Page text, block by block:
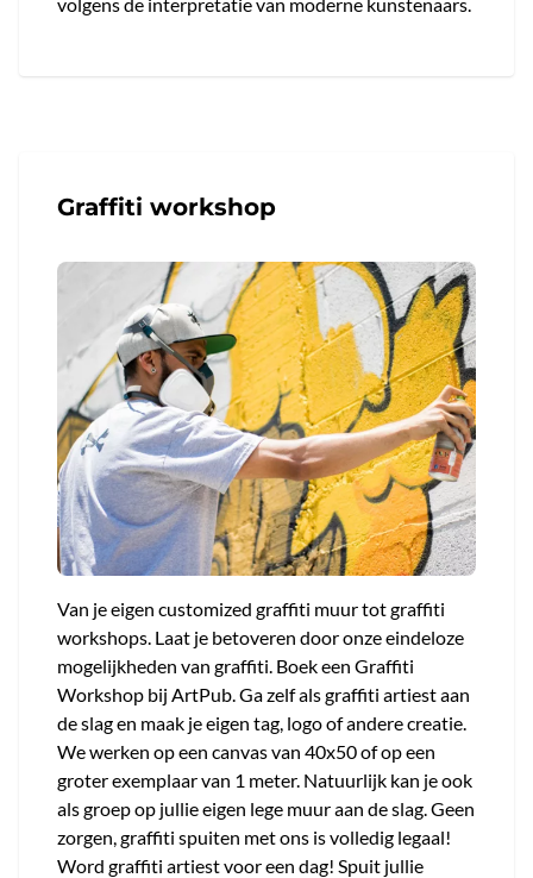
Graffiti workshop
Van je eigen customized graffiti muur tot graffiti
workshops. Laat je betoveren door onze eindeloze
mogelijkheden van graffiti. Boek een Graffiti
Workshop bij ArtPub. Ga zelf als graffiti artiest aan
de slag en maak je eigen tag, logo of andere creatie.
We werken op een canvas van 40x50 of op een
groter exemplaar van 1 meter. Natuurlijk kan je ook
als groep op jullie eigen lege muur aan de slag. Geen
zorgen, graffiti spuiten met ons is volledig legaal!
Word graffiti artiest voor een dag! Spuit jullie